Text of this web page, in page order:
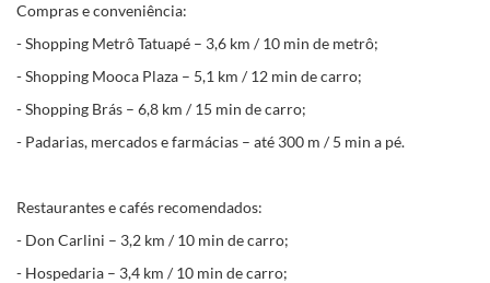
Compras e conveniência:
- Shopping Metrô Tatuapé – 3,6 km / 10 min de metrô;
- Shopping Mooca Plaza – 5,1 km / 12 min de carro;
- Shopping Brás – 6,8 km / 15 min de carro;
- Padarias, mercados e farmácias – até 300 m / 5 min a pé.
Restaurantes e cafés recomendados:
- Don Carlini – 3,2 km / 10 min de carro;
- Hospedaria – 3,4 km / 10 min de carro;